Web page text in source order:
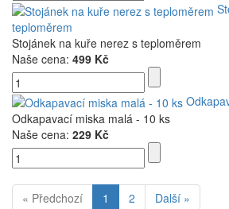
teploměrem
Stojánek na kuře nerez s teploměrem
Naše cena: 499 Kč
Odkapavací miska malá - 10 ks
Naše cena: 229 Kč
« Předchozí 1 2 Další »